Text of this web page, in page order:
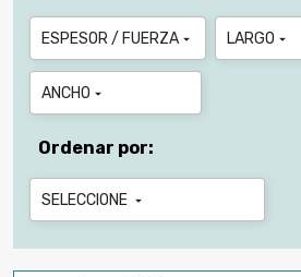
ESPESOR / FUERZA  LARGO 
ANCHO 
Ordenar por:
SELECCIONE 